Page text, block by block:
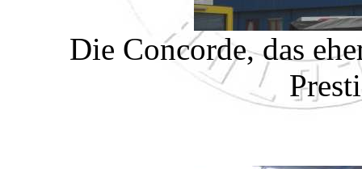
Die Concorde, das